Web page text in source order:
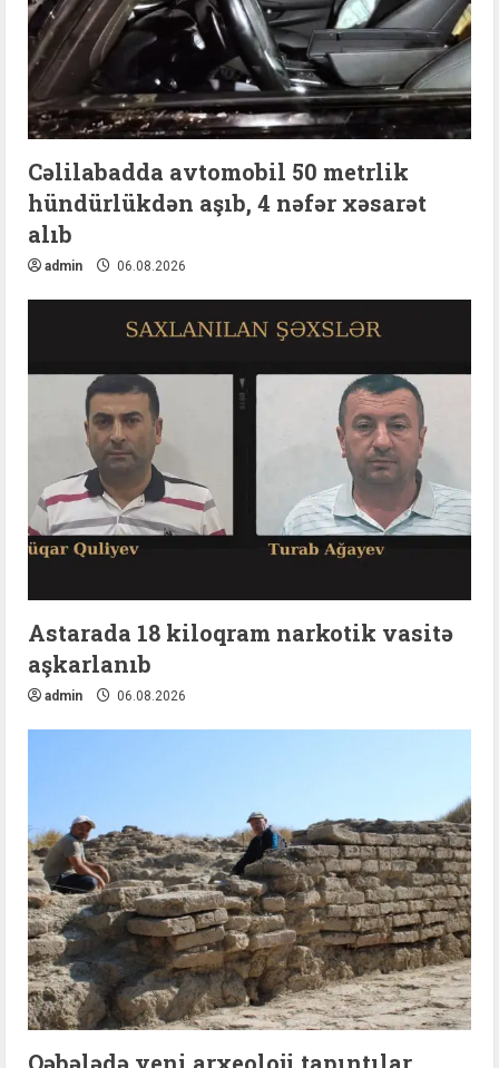
Cəlilabadda avtomobil 50 metrlik
hündürlükdən aşıb, 4 nəfər xəsarət
alıb
admin 06.08.2026
Astarada 18 kiloqram narkotik vasitə
aşkarlanıb
admin 06.08.2026